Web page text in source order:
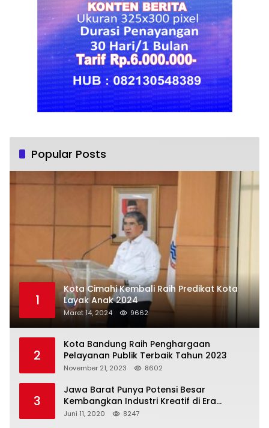
Popular Posts
1
Kota Cimahi Kembali Raih Predikat Kota
Layak Anak 2024
Maret 14, 2024 9662
2
Kota Bandung Raih Penghargaan
Pelayanan Publik Terbaik Tahun 2023
November 21, 2023 8602
3
Jawa Barat Punya Potensi Besar
Kembangkan Industri Kreatif di Era
Normal Baru
Juni 11, 2020 8247